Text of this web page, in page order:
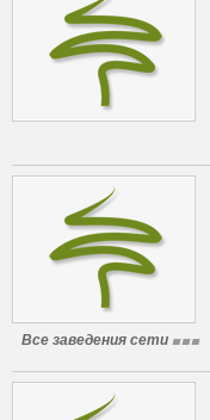
Все заведения сети